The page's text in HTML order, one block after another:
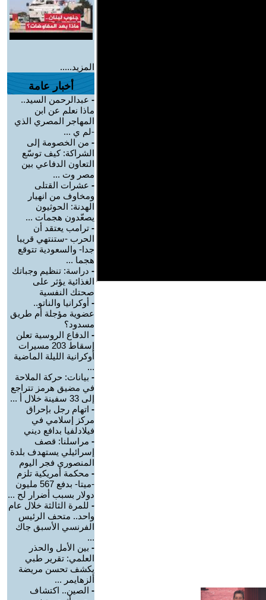
المزيد.....
أخبار عامة
- عبدالرحمن السيد..
ماذا نعلم عن ابن
المهاجر المصري الذي
-لم ي ...
- من الخصومة إلى
الشراكة: كيف توسّع
التعاون الدفاعي بين
مصر وت ...
- عشرات القتلى
ومخاوف من انهيار
الهدنة: الحوثيون
يصعّدون هجمات ...
- ترامب يعتقد أن
الحرب -ستنتهي قريبا
جدا- والسعودية تتوقع
هجما ...
- دراسة: تنظيم وجباتك
الغذائية يؤثر على
صحتك النفسية
- أوكرانيا والناتو..
عضوية مؤجلة أم طريق
مسدود؟
- الدفاع الروسية تعلن
إسقاط 203 مسيرات
أوكرانية الليلة الماضية
...
- بيانات: حركة الملاحة
في مضيق هرمز تتراجع
إلى 33 سفينة خلال أ ...
- اتهام رجل بإحراق
مركز إسلامي في
فيلادلفيا بدافع ديني
- مراسلنا: قصف
إسرائيلي يستهدف بلدة
المنصوري فجر اليوم
- محكمة أمريكية تلزم
-ميتا- بدفع 567 مليون
دولار بسبب أضرار لح ...
- للمرة الثالثة خلال عام
واحد.. متحف الرئيس
الفرنسي الأسبق جاك
...
- بين الأمل والحذر
العلمي: تقرير طبي
يكشف تحسن مريضة
ألزهايمر ...
- الصين.. اكتشاف